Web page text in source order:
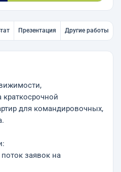
Презентация Другие работы
для командировочных,
заявок на